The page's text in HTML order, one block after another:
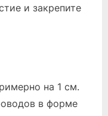
и закрепите
на 1 см.
в форме